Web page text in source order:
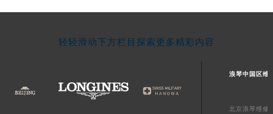
轻轻滑动下方栏目探索更多精彩内容
浪琴中国区维
北京浪琴维修